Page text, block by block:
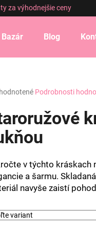
za výhodnejšie ceny
Blog
Podrobnosti
v týchto kráskach
a šarmu.
navyše zaistí